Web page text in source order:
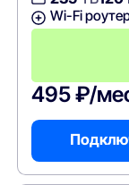
Wi-Fi
495 ₽/